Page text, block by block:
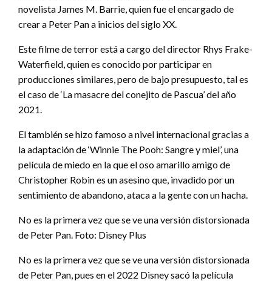
novelista James M. Barrie, quien fue el encargado de
crear a Peter Pan a inicios del siglo XX.
Este filme de terror está a cargo del director Rhys Frake-
Waterfield, quien es conocido por participar en
producciones similares, pero de bajo presupuesto, tal es
el caso de ‘La masacre del conejito de Pascua’ del año
2021.
El también se hizo famoso a nivel internacional gracias a
la adaptación de ‘Winnie The Pooh: Sangre y miel’, una
película de miedo en la que el oso amarillo amigo de
Christopher Robin es un asesino que, invadido por un
sentimiento de abandono, ataca a la gente con un hacha.
No es la primera vez que se ve una versión distorsionada
de Peter Pan. Foto: Disney Plus
No es la primera vez que se ve una versión distorsionada
de Peter Pan, pues en el 2022 Disney sacó la película